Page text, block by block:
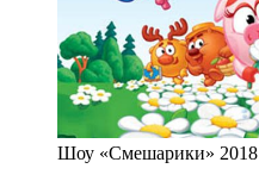
Шоу «Смешарики» 2018